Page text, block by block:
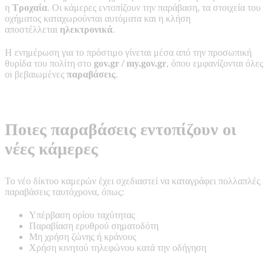
η Τροχαία. Οι κάμερες εντοπίζουν την παράβαση, τα στοιχεία του
οχήματος καταχωρούνται αυτόματα και η κλήση
αποστέλλεται ηλεκτρονικά.
Η ενημέρωση για το πρόστιμο γίνεται μέσα από την προσωπική
θυρίδα του πολίτη στο gov.gr / my.gov.gr, όπου εμφανίζονται όλες
οι βεβαιωμένες παραβάσεις.
Ποιες παραβάσεις εντοπίζουν οι
νέες κάμερες
Το νέο δίκτυο καμερών έχει σχεδιαστεί να καταγράφει πολλαπλές
παραβάσεις ταυτόχρονα, όπως:
Υπέρβαση ορίου ταχύτητας
Παραβίαση ερυθρού σηματοδότη
Μη χρήση ζώνης ή κράνους
Χρήση κινητού τηλεφώνου κατά την οδήγηση